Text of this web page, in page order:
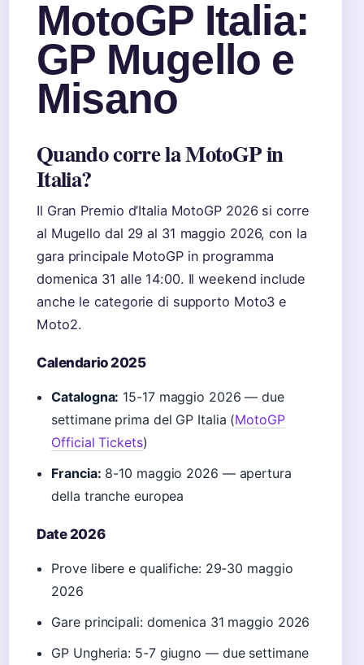
MotoGP Italia:
GP Mugello e
Misano
Quando corre la MotoGP in
Italia?
Il Gran Premio d’Italia MotoGP 2026 si corre
al Mugello dal 29 al 31 maggio 2026, con la
gara principale MotoGP in programma
domenica 31 alle 14:00. Il weekend include
anche le categorie di supporto Moto3 e
Moto2.
Calendario 2025
Catalogna: 15-17 maggio 2026 — due
settimane prima del GP Italia (MotoGP
Official Tickets)
Francia: 8-10 maggio 2026 — apertura
della tranche europea
Date 2026
Prove libere e qualifiche: 29-30 maggio
2026
Gare principali: domenica 31 maggio 2026
GP Ungheria: 5-7 giugno — due settimane